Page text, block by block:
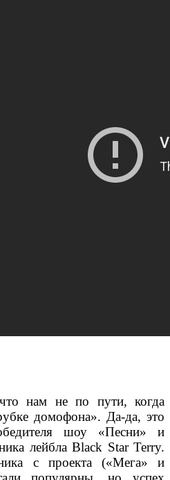
нам не по пути, когда
домофона». Да-да, это
шоу «Песни» и
лейбла Black Star Terry.
с проекта («Мега» и